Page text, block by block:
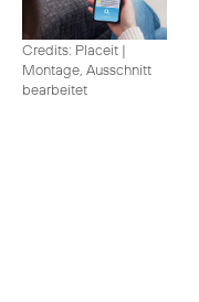
Credits: Placeit |
Montage, Ausschnitt
bearbeitet